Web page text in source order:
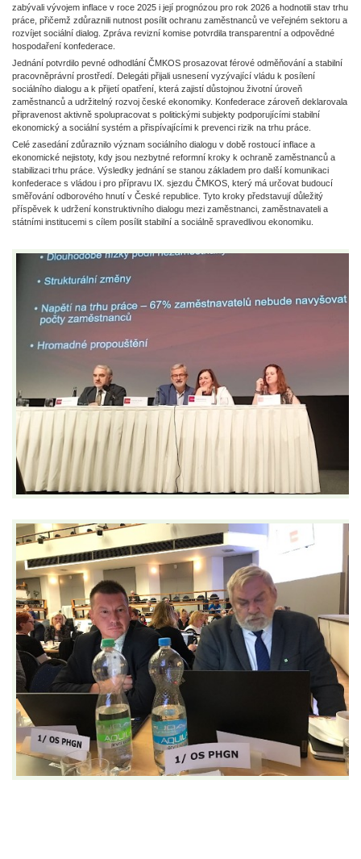
zabývali vývojem inflace v roce 2025 i její prognózou pro rok 2026 a hodnotili stav trhu
práce, přičemž zdůraznili nutnost posílit ochranu zaměstnanců ve veřejném sektoru a
rozvíjet sociální dialog. Zpráva revizní komise potvrdila transparentní a odpovědné
hospodaření konfederace.
Jednání potvrdilo pevné odhodlání ČMKOS prosazovat férové odměňování a stabilní
pracovněprávní prostředí. Delegáti přijali usnesení vyzývající vládu k posílení
sociálního dialogu a k přijetí opatření, která zajistí důstojnou životní úroveň
zaměstnanců a udržitelný rozvoj české ekonomiky. Konfederace zároveň deklarovala
připravenost aktivně spolupracovat s politickými subjekty podporujícími stabilní
ekonomický a sociální systém a přispívajícími k prevenci rizik na trhu práce.
Celé zasedání zdůraznilo význam sociálního dialogu v době rostoucí inflace a
ekonomické nejistoty, kdy jsou nezbytné reformní kroky k ochraně zaměstnanců a
stabilizaci trhu práce. Výsledky jednání se stanou základem pro další komunikaci
konfederace s vládou i pro přípravu IX. sjezdu ČMKOS, který má určovat budoucí
směřování odborového hnutí v České republice. Tyto kroky představují důležitý
příspěvek k udržení konstruktivního dialogu mezi zaměstnanci, zaměstnavateli a
státními institucemi s cílem posílit stabilní a sociálně spravedlivou ekonomiku.